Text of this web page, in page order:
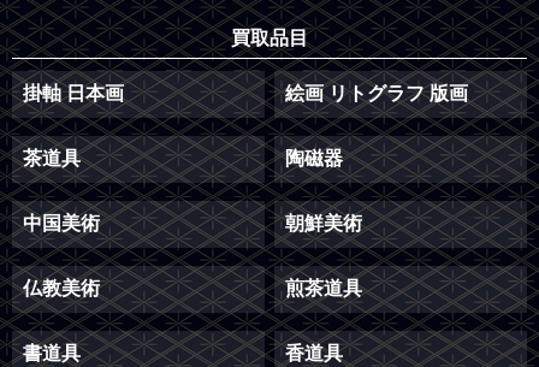
買取品目
掛軸 日本画 絵画 リトグラフ 版画
茶道具 陶磁器
中国美術 朝鮮美術
仏教美術 煎茶道具
書道具 香道具